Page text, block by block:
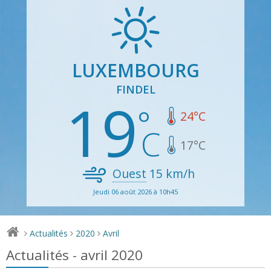
LUXEMBOURG
FINDEL
19 24°C
17°C
Ouest 15 km/h
Jeudi 06 août 2026 à 10h45
> Actualités > 2020 > Avril
Actualités - avril 2020